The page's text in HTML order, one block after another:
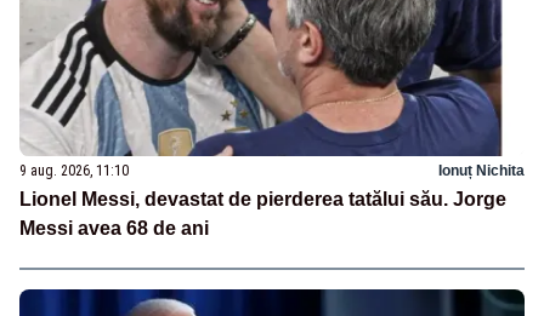
9 aug. 2026, 11:10 Ionuț Nichita
Lionel Messi, devastat de pierderea tatălui său. Jorge
Messi avea 68 de ani